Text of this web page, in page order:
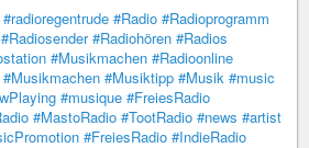
#radioregentrude #Radio #Radioprogramm
#Radiosender #Radiohören #Radios
#Musikmachen #Radioonline
#Musikmachen #Musiktipp #Musik #music
#musique #FreiesRadio
#MastoRadio #TootRadio #news #artist
#FreiesRadio #IndieRadio